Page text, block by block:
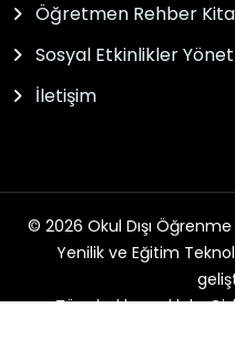
Öğretmen Rehber
Sosyal Etkinlikler
İletişim
© 2026 Okul Dışı
Yenilik ve Eğitim
Tüm hakları saklıdır.